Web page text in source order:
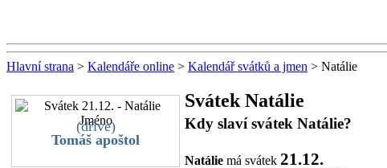
Hlavní strana > Kalendáře online > Kalendář svátků a jmen > Natálie
(dříve)
Tomáš apoštol
Svátek Natálie
Kdy slaví svátek Natálie?
Natálie má svátek 21.12.